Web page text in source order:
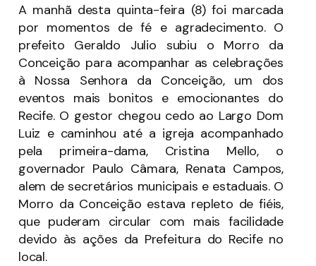
A manhã desta quinta-feira (8) foi marcada
por momentos de fé e agradecimento. O
prefeito Geraldo Julio subiu o Morro da
Conceição para acompanhar as celebrações
à Nossa Senhora da Conceição, um dos
eventos mais bonitos e emocionantes do
Recife. O gestor chegou cedo ao Largo Dom
Luiz e caminhou até a igreja acompanhado
pela primeira-dama, Cristina Mello, o
governador Paulo Câmara, Renata Campos,
alem de secretários municipais e estaduais. O
Morro da Conceição estava repleto de fiéis,
que puderam circular com mais facilidade
devido às ações da Prefeitura do Recife no
local.